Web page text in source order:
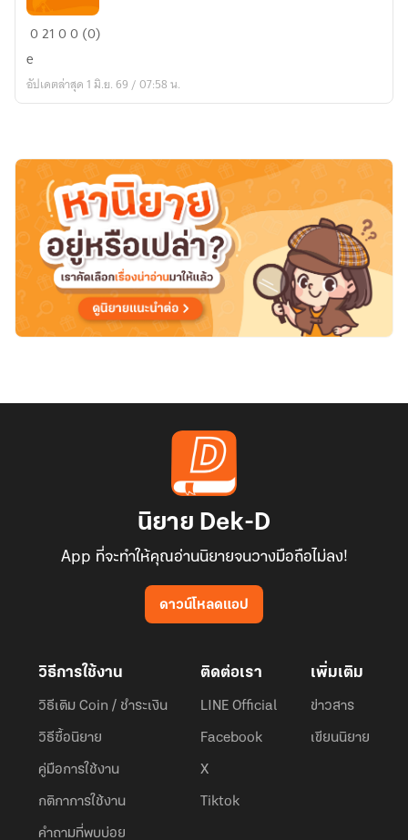
rrr
02100 (0)
e
อัปเดตล่าสุด 1 มิ.ย. 69 / 07:58 น.
นิยาย Dek-D
App ที่จะทำให้คุณอ่านนิยายจนวางมือถือไม่ลง!
ดาวน์โหลดแอป
วิธีการใช้งาน
วิธีเติม Coin / ชำระเงิน
วิธีซื้อนิยาย
คู่มือการใช้งาน
กติกาการใช้งาน
คำถามที่พบบ่อย
ติดต่อเรา
LINE Official
Facebook
X
Tiktok
เพิ่มเติม
ข่าวสาร
เขียนนิยาย